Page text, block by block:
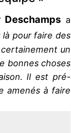
Deschamps a
là pour faire des
un
bonnes choses
Il est pré-
amenés à faire